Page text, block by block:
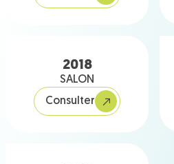
2018
SALON
Consulter